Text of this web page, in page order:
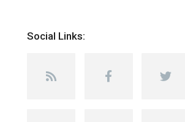
Social Links: